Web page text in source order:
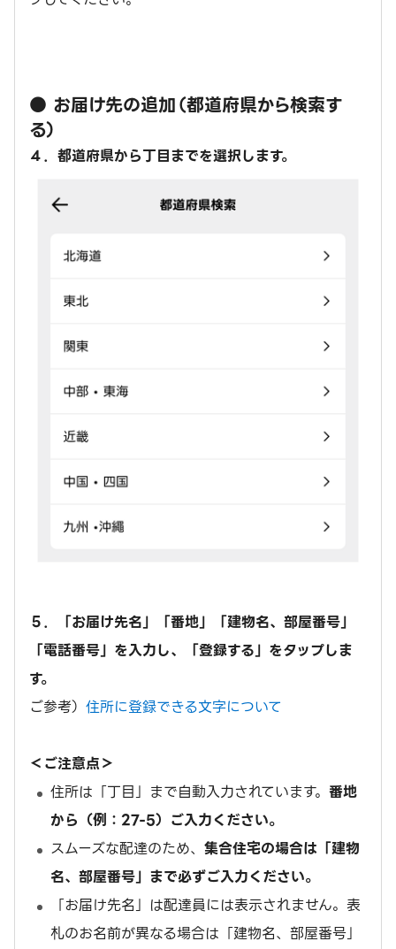
● お届け先の追加（都道府県から検索す
る）
４．都道府県から丁目までを選択します。
５．「お届け先名」「番地」「建物名、部屋番号」
「電話番号」を入力し、「登録する」をタップしま
す。
ご参考） 住所に登録できる文字について
＜ご注意点＞
住所は「丁目」まで自動入力されています。 番地
から（例：27-5）ご入力ください。
スムーズな配達のため、 集合住宅の場合は「建物
名、部屋番号」まで必ずご入力ください。
「お届け先名」は配達員には表示されません。表
札のお名前が異なる場合は「建物名、部屋番号」